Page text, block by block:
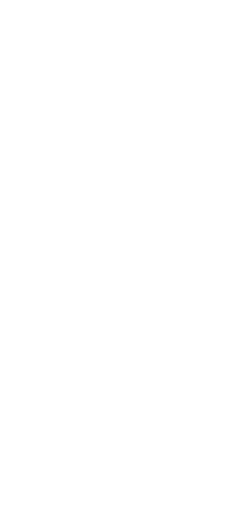
El encuentro en
una reunión
procedentes de
dedicadas a la
vehículo de
gestión,
Un centro